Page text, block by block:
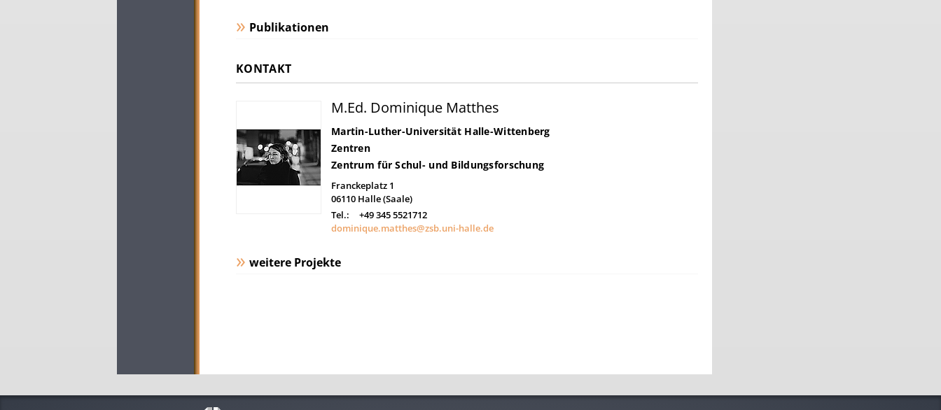
Publikationen
KONTAKT
M.Ed. Dominique Matthes
Martin-Luther-Universität Halle-Wittenberg
Zentren
Zentrum für Schul- und Bildungsforschung
Franckeplatz 1
06110 Halle (Saale)
Tel.:
+49 345 5521712
dominique.matthes@zsb.uni-halle.de
weitere Projekte